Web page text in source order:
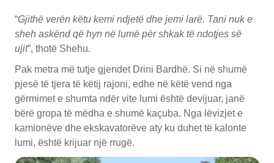
“Gjithë verën këtu kemi ndjetë dhe jemi larë. Tani nuk e
sheh askënd që hyn në lumë për shkak të ndotjes së
ujit”, thotë Shehu.
Pak metra më tutje gjendet Drini Bardhë. Si në shumë
pjesë të tjera të këtij rajoni, edhe në këtë vend nga
gërmimet e shumta ndër vite lumi është devijuar, janë
bërë gropa të mëdha e shumë kaçuba. Nga lëvizjet e
kamionëve dhe ekskavatorëve aty ku duhet të kalonte
lumi, është krijuar një rrugë.